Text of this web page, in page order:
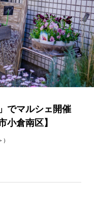
でマルシェ開催
小倉南区】